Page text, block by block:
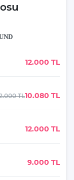
12.000 TL
TL10.080 TL
12.000 TL
9.000 TL